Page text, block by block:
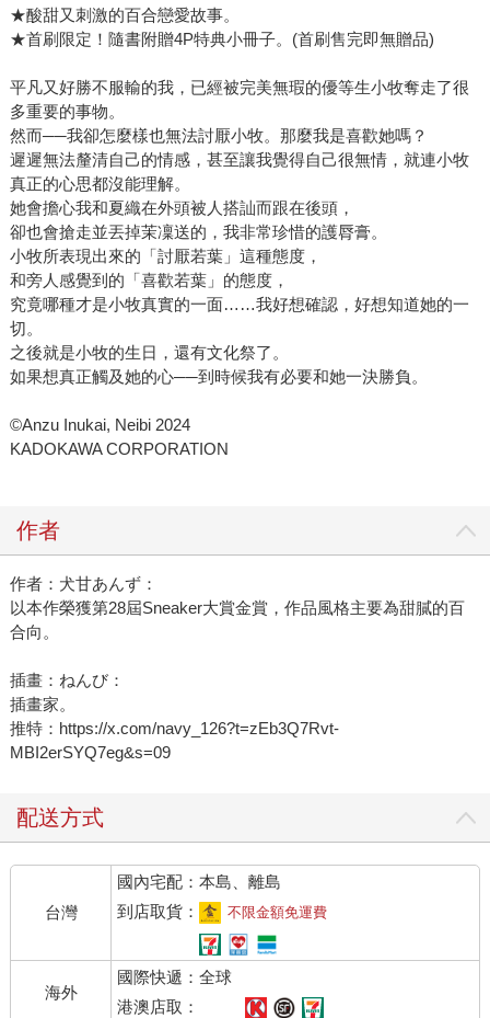
★酸甜又刺激的百合戀愛故事。
★首刷限定！隨書附贈4P特典小冊子。(首刷售完即無贈品)
平凡又好勝不服輸的我，已經被完美無瑕的優等生小牧奪走了很
多重要的事物。
然而──我卻怎麼樣也無法討厭小牧。那麼我是喜歡她嗎？
遲遲無法釐清自己的情感，甚至讓我覺得自己很無情，就連小牧
真正的心思都沒能理解。
她會擔心我和夏織在外頭被人搭訕而跟在後頭，
卻也會搶走並丟掉茉凜送的，我非常珍惜的護脣膏。
小牧所表現出來的「討厭若葉」這種態度，
和旁人感覺到的「喜歡若葉」的態度，
究竟哪種才是小牧真實的一面……我好想確認，好想知道她的一
切。
之後就是小牧的生日，還有文化祭了。
如果想真正觸及她的心──到時候我有必要和她一決勝負。
©Anzu Inukai, Neibi 2024
KADOKAWA CORPORATION
作者
作者：犬甘あんず：
以本作榮獲第28屆Sneaker大賞金賞，作品風格主要為甜膩的百
合向。
插畫：ねんび：
插畫家。
推特：https://x.com/navy_126?t=zEb3Q7Rvt-
MBI2erSYQ7eg&s=09
配送方式
台灣
國內宅配：本島、離島
到店取貨：
不限金額免運費
海外
國際快遞：全球
港澳店取：